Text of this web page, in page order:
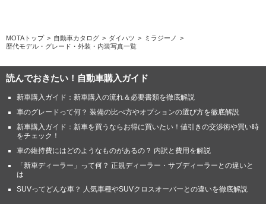
MOTAトップ 自動車カタログ ダイハツ
ミラジーノ
歴代モデル・グレード・外装・内装写真一覧
読んでおきたい！自動車購入ガイド
新車購入ガイド：新車購入の流れ＆必要書類を徹底解説
車のグレードって何？ 装備の比べ方やオプションの選び方を徹底解説
新車購入ガイド：新車を買うならお得に買いたい！値引きの交渉術や買い時
をチェック！
車の維持費にはどのようなものがあるの？ 内訳と費用を解説
「新車ディーラー」って何？ 正規ディーラー・サブディーラーとの違いと
は
SUVってどんな車？ 人気車種やSUVクロスオーバーとの違いを徹底解説